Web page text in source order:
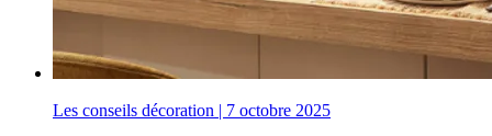
Les conseils décoration | 7 octobre 2025